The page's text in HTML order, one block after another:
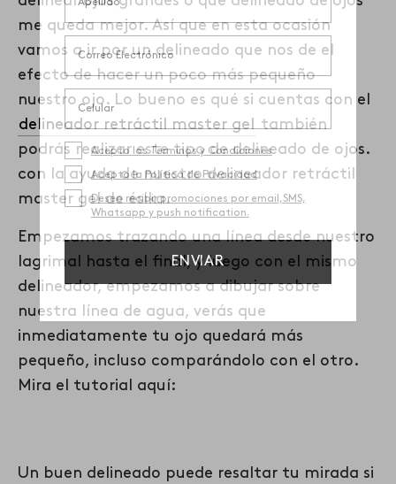
me quedamejor. Así que en esta ocasión
vamos a ir por un delineado que nos de el
efecto de hacer un poco más pequeño
nuestro ojo. Lo bueno es qué si cuentas con el
delineador retráctil master geltambién
podrás realizar este tipo de delineado de ojos.
con la ayuda de nuestro delineador retráctil
master gel de ésika.
Empezamos trazando una línea desde nuestro
lagrimal hasta el final, y luego con el mismo
delineador, empezamos a dibujar sobre
nuestra línea de agua, verás que
inmediatamente tu ojo quedará más
pequeño, incluso comparándolo con el otro.
Mira el tutorial aquí:
Un buen delineado puede resaltar tu mirada si